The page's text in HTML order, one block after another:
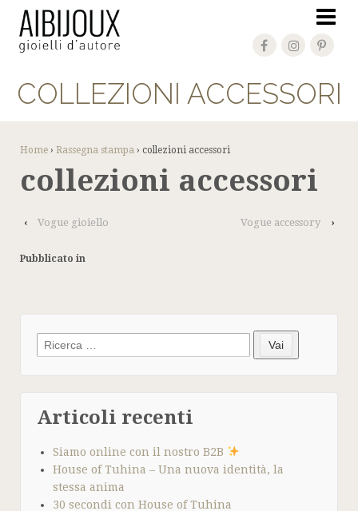
COLLEZIONI ACCESSORI
Home › Rassegna stampa › collezioni accessori
collezioni accessori
‹ Vogue gioiello Vogue accessory ›
Pubblicato in
Search
for:
Vai
Articoli recenti
Siamo online con il nostro B2B
House of Tuhina – Una nuova identità, la
stessa anima
30 secondi con House of Tuhina